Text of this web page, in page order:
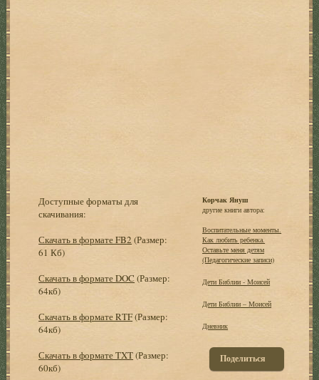
Доступные форматы для
скачивания:
Скачать в формате FB2 (Размер:
61 Кб)
Скачать в формате DOC (Размер:
64кб)
Скачать в формате RTF(Размер:
64кб)
Скачать в формате TXT(Размер:
60кб)
Корчак Януш
другие книги автора:
Воспитательные моменты.
Как любить ребенка.
Оставьте меня детям
(Педагогические записи)
Дети Библии - Моисей
Дети Библии – Моисей
Дневник
Поделиться